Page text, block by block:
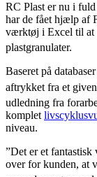
RC Plast er nu i
har de fået hjælp af
værktøj i Excel til at
plastgranulater.
Baseret på
aftrykket fra et
udledning fra
komplet
niveau.
”Det er et
over for kunden, at